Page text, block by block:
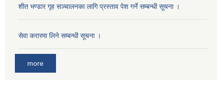
शीत भण्डार गृह सञ्चालनका लागि प्रस्ताव पेश गर्ने सम्बन्धी सूचना ।
सेवा करारमा लिने सम्बन्धी सूचना ।
more